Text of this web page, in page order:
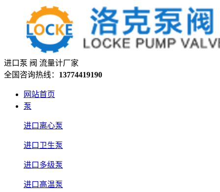
进口泵 阀 流量计厂家
全国咨询热线： 13774419190
网站首页
泵
进口离心泵
进口卫生泵
进口多级泵
进口高温泵